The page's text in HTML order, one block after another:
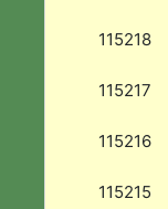
115218
115217
115216
115215